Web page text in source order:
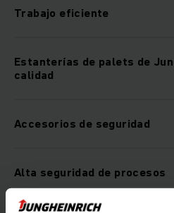
Trabajo eficiente
Estanterías de palets de
calidad
Accesorios de seguridad
Alta seguridad de procesos